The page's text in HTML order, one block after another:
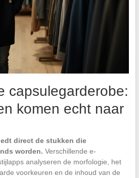
capsulegarderobe:
komen echt naar
direct de stukken die
worden. Verschillende e-
analyseren de morfologie, het
voorkeuren en de inhoud van de